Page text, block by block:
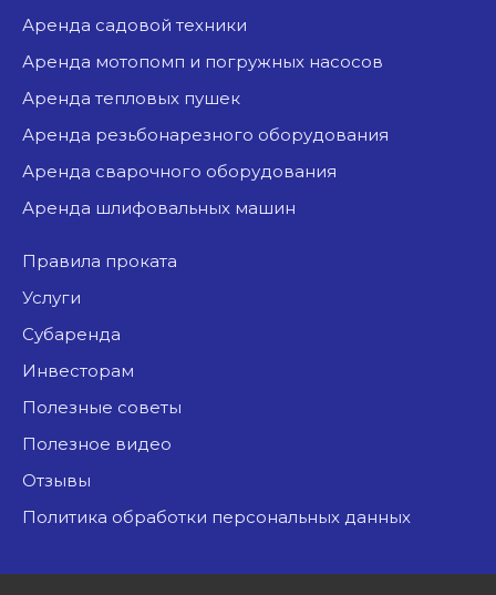
аренда садовой техники
аренда мотопомп и погружных насосов
аренда тепловых пушек
аренда резьбонарезного оборудования
аренда сварочного оборудования
аренда шлифовальных машин
Правила проката
Услуги
Субаренда
Инвесторам
Полезные советы
Полезное видео
Отзывы
Политика обработки персональных данных